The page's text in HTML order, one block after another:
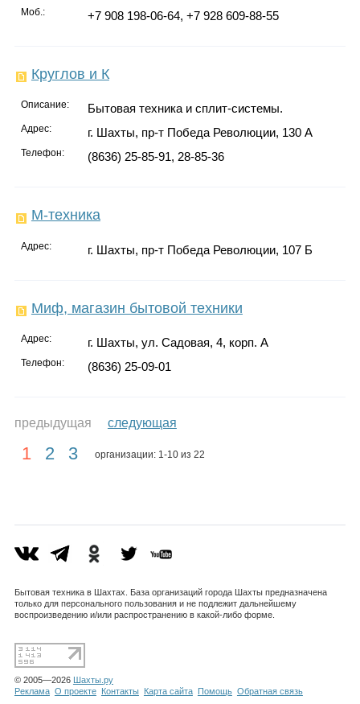
Моб.: +7 908 198-06-64, +7 928 609-88-55
Круглов и К
Описание: Бытовая техника и сплит-системы.
Адрес: г. Шахты, пр-т Победа Революции, 130 А
Телефон: (8636) 25-85-91, 28-85-36
М-техника
Адрес: г. Шахты, пр-т Победа Революции, 107 Б
Миф, магазин бытовой техники
Адрес: г. Шахты, ул. Садовая, 4, корп. А
Телефон: (8636) 25-09-01
предыдущая следующая
1 2 3 организации: 1-10 из 22
Бытовая техника в Шахтах. База организаций города Шахты предназначена
только для персонального пользования и не подлежит дальнейшему
воспроизведению и/или распространению в какой-либо форме.
© 2005—2026 Шахты.ру
Реклама О проекте Контакты Карта сайта Помощь Обратная связь